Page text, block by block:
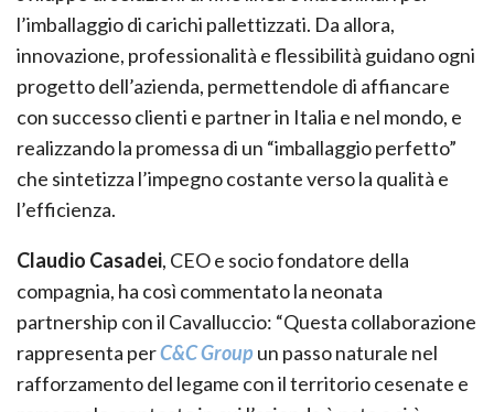
l’imballaggio di carichi pallettizzati. Da allora,
innovazione, professionalità e flessibilità guidano ogni
progetto dell’azienda, permettendole di affiancare
con successo clienti e partner in Italia e nel mondo, e
realizzando la promessa di un “imballaggio perfetto”
che sintetizza l’impegno costante verso la qualità e
l’efficienza.
Claudio Casadei, CEO e socio fondatore della
compagnia, ha così commentato la neonata
partnership con il Cavalluccio: “Questa collaborazione
rappresenta perC&C Groupun passo naturale nel
rafforzamento del legame con il territorio cesenate e